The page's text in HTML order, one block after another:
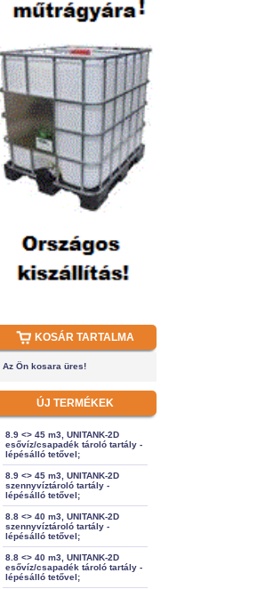
KOSÁR TARTALMA
Az Ön kosara üres!
ÚJ TERMÉKEK
8.9 <> 45 m3, UNITANK-2D
esővíz/csapadék tároló tartály -
lépésálló tetővel;
8.9 <> 45 m3, UNITANK-2D
szennyvíztároló tartály -
lépésálló tetővel;
8.8 <> 40 m3, UNITANK-2D
szennyvíztároló tartály -
lépésálló tetővel;
8.8 <> 40 m3, UNITANK-2D
esővíz/csapadék tároló tartály -
lépésálló tetővel;